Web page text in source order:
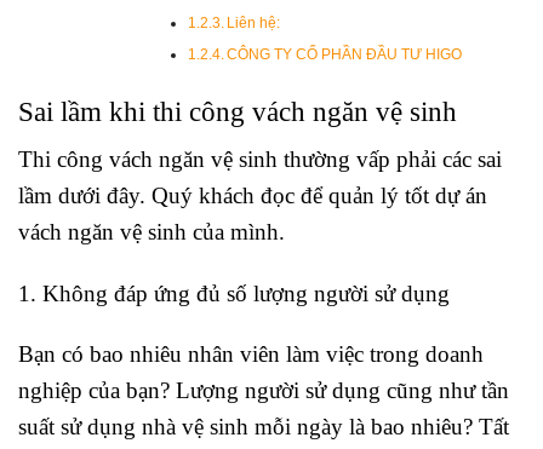
Liên hệ:
CÔNG TY CỔ PHẦN ĐẦU TƯ HIGO
Sai lầm khi thi công vách ngăn vệ sinh
Thi công vách ngăn vệ sinh thường vấp phải các sai
lầm dưới đây. Quý khách đọc để quản lý tốt dự án
vách ngăn vệ sinh của mình.
1. Không đáp ứng đủ số lượng người sử dụng
Bạn có bao nhiêu nhân viên làm việc trong doanh
nghiệp của bạn? Lượng người sử dụng cũng như tần
suất sử dụng nhà vệ sinh mỗi ngày là bao nhiêu? Tất